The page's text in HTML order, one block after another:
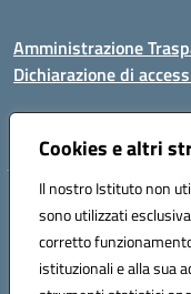
Cookies e altri
Il nostro Istituto non
sono utilizzati
corretto
istituzionali e alla sua
Amministrazione
Dichiarazione di
Codice fiscale:
Telefono: 079714035
Mail: